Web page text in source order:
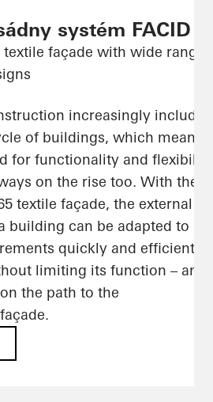
systém FACID
façade with wide range
increasingly includes
of buildings, which means
for functionality and flexibility
on the rise too. With the
textile façade, the external
building can be adapted to
quickly and efficiently
limiting its function – an
the path to the